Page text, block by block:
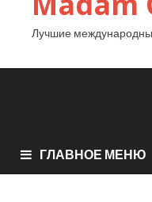
Лучшие
ГЛАВНОЕ МЕНЮ